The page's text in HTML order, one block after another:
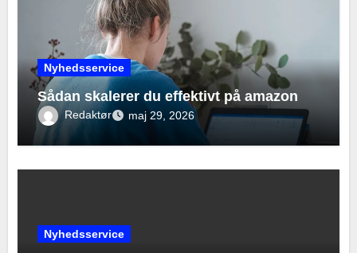
Nyhedsservice
Sådan skalerer du effektivt på amazon
Redaktør maj 29, 2026
Nyhedsservice